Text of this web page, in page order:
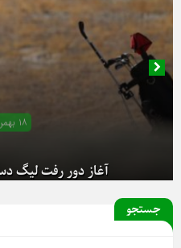
۱۸ بهمن ۱۴۰۴
آغاز دور رفت لیگ
جستجو